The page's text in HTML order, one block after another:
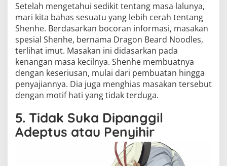
Setelah mengetahui sedikit tentang masa lalunya,
mari kita bahas sesuatu yang lebih cerah tentang
Shenhe. Berdasarkan bocoran informasi, masakan
spesial Shenhe, bernama Dragon Beard Noodles,
terlihat imut. Masakan ini didasarkan pada
kenangan masa kecilnya. Shenhe membuatnya
dengan keseriusan, mulai dari pembuatan hingga
penyajiannya. Dia juga menghias masakan tersebut
dengan motif hati yang tidak terduga.
5. Tidak Suka Dipanggil
Adeptus atau Penyihir